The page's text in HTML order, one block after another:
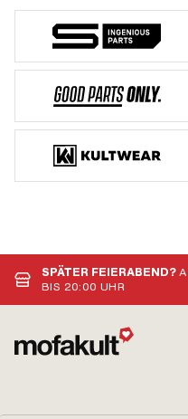
SPÄTER FEIERABEND?
BIS 20:00 UHR